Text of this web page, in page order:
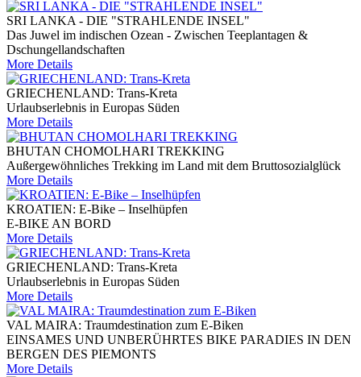
SRI LANKA - DIE "STRAHLENDE INSEL"
Das Juwel im indischen Ozean - Zwischen Teeplantagen &
Dschungellandschaften
More Details
GRIECHENLAND: Trans-Kreta
Urlaubserlebnis in Europas Süden
More Details
BHUTAN CHOMOLHARI TREKKING
Außergewöhnliches Trekking im Land mit dem Bruttosozialglück
More Details
KROATIEN: E-Bike – Inselhüpfen
E-BIKE AN BORD
More Details
GRIECHENLAND: Trans-Kreta
Urlaubserlebnis in Europas Süden
More Details
VAL MAIRA: Traumdestination zum E-Biken
EINSAMES UND UNBERÜHRTES BIKE PARADIES IN DEN
BERGEN DES PIEMONTS
More Details